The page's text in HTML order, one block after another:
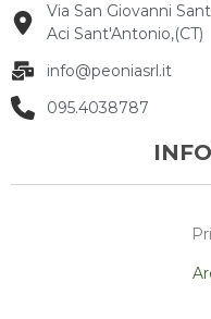
Via San Giovanni
Aci Sant'Antonio,(CT)
info@peoniasrl.it
095.4038787